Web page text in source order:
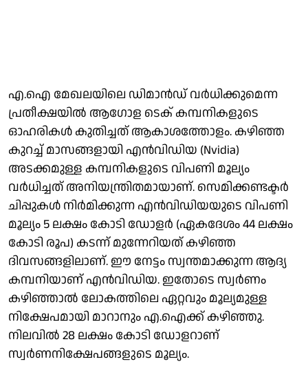
എ.ഐ മേഖലയിലെ ഡിമാന്‍ഡ് വര്‍ധിക്കുമെന്ന
പ്രതീക്ഷയില്‍ ആഗോള ടെക് കമ്പനികളുടെ
ഓഹരികള്‍ കുതിച്ചത് ആകാശത്തോളം. കഴിഞ്ഞ
കുറച്ച് മാസങ്ങളായി എന്‍വിഡിയ (Nvidia)
അടക്കമുള്ള കമ്പനികളുടെ വിപണി മൂല്യം
വര്‍ധിച്ചത് അനിയന്ത്രിതമായാണ്. സെമിക്കണ്ടക്ടര്‍
ചിപ്പുകള്‍ നിര്‍മിക്കുന്ന എന്‍വിഡിയയുടെ വിപണി
മൂല്യം 5 ലക്ഷം കോടി ഡോളര്‍ (ഏകദേശം 44 ലക്ഷം
കോടി രൂപ) കടന്ന് മുന്നേറിയത് കഴിഞ്ഞ
ദിവസങ്ങളിലാണ്. ഈ നേട്ടം സ്വന്തമാക്കുന്ന ആദ്യ
കമ്പനിയാണ് എന്‍വിഡിയ. ഇതോടെ സ്വര്‍ണം
കഴിഞ്ഞാല്‍ ലോകത്തിലെ ഏറ്റവും മൂല്യമുള്ള
നിക്ഷേപമായി മാറാനും എ.ഐക്ക് കഴിഞ്ഞു.
നിലവില്‍ 28 ലക്ഷം കോടി ഡോളറാണ്
സ്വര്‍ണനിക്ഷേപങ്ങളുടെ മൂല്യം.